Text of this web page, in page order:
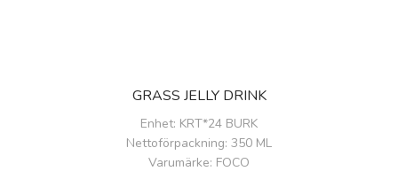
GRASS JELLY DRINK
Enhet: KRT*24 BURK
Nettoförpackning: 350 ML
Varumärke: FOCO